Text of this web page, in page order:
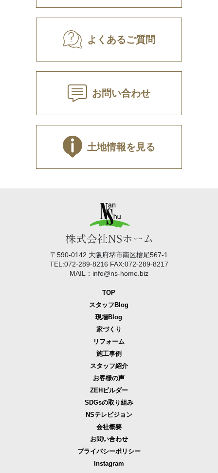
よくあるご質問
お問い合わせ
土地情報を見る
〒590-0142 大阪府堺市南区檜尾567-1
TEL:072-289-8216 FAX:072-289-8217
MAIL：info@ns-home.biz
TOP
スタッフBlog
現場Blog
家づくり
リフォーム
施工事例
スタッフ紹介
お客様の声
ZEHビルダー
SDGsの取り組み
NSテレビジョン
会社概要
お問い合わせ
プライバシーポリシー
Instagram